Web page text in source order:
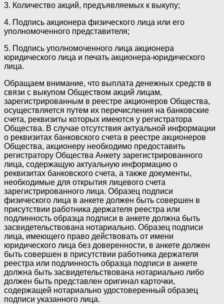
3. Количество акций, предъявляемых к выкупу;
4. Подпись акционера физического лица или его
уполномоченного представителя;
5. Подпись уполномоченного лица акционера
юридического лица и печать акционера-юридического
лица.
Обращаем внимание, что выплата денежных средств в
связи с выкупом Обществом акций лицам,
зарегистрированным в реестре акционеров Общества,
осуществляется путем их перечисления на банковские
счета, реквизиты которых имеются у регистратора
Общества. В случае отсутствия актуальной информации
о реквизитах банковского счета в реестре акционеров
Общества, акционеру необходимо предоставить
регистратору Общества Анкету зарегистрированного
лица, содержащую актуальную информацию о
реквизитах банковского счета, а также документы,
необходимые для открытия лицевого счета
зарегистрированного лица. Образец подписи
физического лица в анкете должен быть совершен в
присутствии работника держателя реестра или
подлинность образца подписи в анкете должна быть
засвидетельствована нотариально. Образец подписи
лица, имеющего право действовать от имени
юридического лица без доверенности, в анкете должен
быть совершен в присутствии работника держателя
реестра или подлинность образца подписи в анкете
должна быть засвидетельствована нотариально либо
должен быть представлен оригинал карточки,
содержащей нотариально удостоверенный образец
подписи указанного лица.